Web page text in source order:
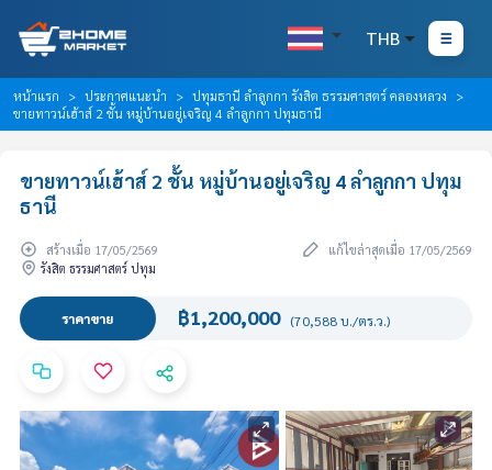
THB
หน้าแรก ประกาศแนะนำ
ปทุมธานี ลำลูกกา รังสิต ธรรมศาสตร์ คลองหลวง
ขายทาวน์เฮ้าส์ 2 ชั้น หมู่บ้านอยู่เจริญ 4 ลำลูกกา ปทุมธานี
ขายทาวน์เฮ้าส์ 2 ชั้น หมู่บ้านอยู่เจริญ 4 ลำลูกกา ปทุม
ธานี
สร้างเมื่อ 17/05/2569
แก้ไขล่าสุดเมื่อ 17/05/2569
รังสิต ธรรมศาสตร์ ปทุม
ราคาขาย ฿1,200,000 (70,588 บ./ตร.ว.)